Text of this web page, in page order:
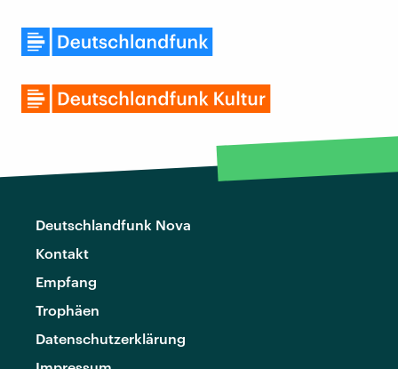
Deutschlandfunk Nova
Kontakt
Empfang
Trophäen
Datenschutzerklärung